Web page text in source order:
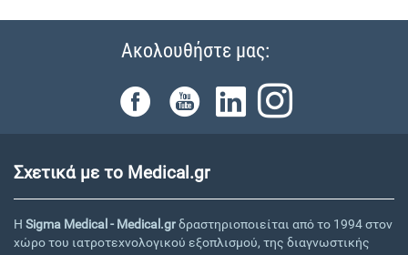
Ακολουθήστε μας:
Σχετικά με το Medical.gr
Η Sigma Medical - Medical.grδραστηριοποιείται από το 1994 στον
χώρο του ιατροτεχνολογικού εξοπλισμού, της διαγνωστικής